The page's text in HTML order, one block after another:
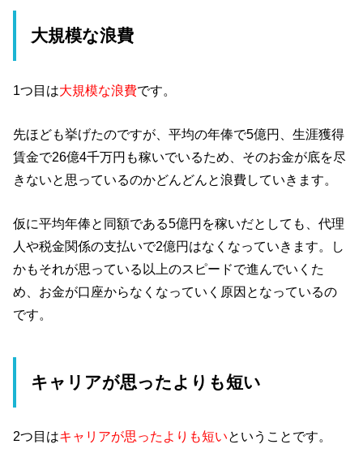
大規模な浪費
1つ目は大規模な浪費です。
先ほども挙げたのですが、平均の年俸で5億円、生涯獲得
賃金で26億4千万円も稼いでいるため、そのお金が底を尽
きないと思っているのかどんどんと浪費していきます。
仮に平均年俸と同額である5億円を稼いだとしても、代理
人や税金関係の支払いで2億円はなくなっていきます。し
かもそれが思っている以上のスピードで進んでいくた
め、お金が口座からなくなっていく原因となっているの
です。
キャリアが思ったよりも短い
2つ目はキャリアが思ったよりも短いということです。